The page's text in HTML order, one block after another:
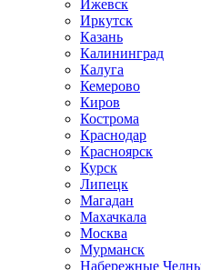
Ижевск
Иркутск
Казань
Калининград
Калуга
Кемерово
Киров
Кострома
Краснодар
Красноярск
Курск
Липецк
Магадан
Махачкала
Москва
Мурманск
Набережные